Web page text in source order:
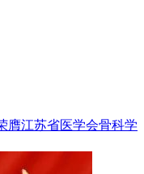
江苏省医学会骨科学